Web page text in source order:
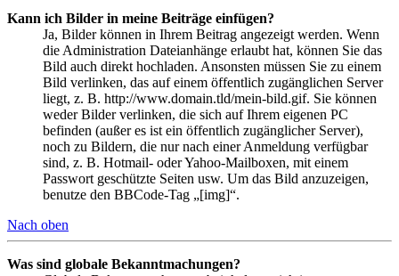
Kann ich Bilder in meine Beiträge einfügen?
Ja, Bilder können in Ihrem Beitrag angezeigt werden. Wenn
die Administration Dateianhänge erlaubt hat, können Sie das
Bild auch direkt hochladen. Ansonsten müssen Sie zu einem
Bild verlinken, das auf einem öffentlich zugänglichen Server
liegt, z. B. http://www.domain.tld/mein-bild.gif. Sie können
weder Bilder verlinken, die sich auf Ihrem eigenen PC
befinden (außer es ist ein öffentlich zugänglicher Server),
noch zu Bildern, die nur nach einer Anmeldung verfügbar
sind, z. B. Hotmail- oder Yahoo-Mailboxen, mit einem
Passwort geschützte Seiten usw. Um das Bild anzuzeigen,
benutze den BBCode-Tag „[img]“.
Nach oben
Was sind globale Bekanntmachungen?